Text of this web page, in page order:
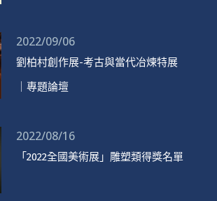
2022/09/06
劉柏村創作展-考古與當代冶煉特展
｜專題論壇
2022/08/16
「2022全國美術展」雕塑類得獎名單